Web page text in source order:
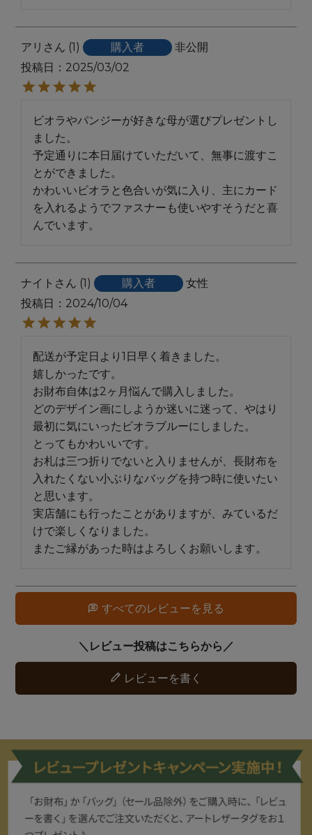
アリ 1 購入者
非公開
投稿日
2025/03/02
ビオラやパンジーが好きな母が選びプレゼントし
ました。
予定通りに本日届けていただいて、無事に渡すこ
とができました。
かわいいビオラと色合いが気に入り、主にカード
を入れるようでファスナーも使いやすそうだと喜
んでいます。
ナイト 1 購入者
女性
投稿日
2024/10/04
配送が予定日より1日早く着きました。
嬉しかったです。
お財布自体は2ヶ月悩んで購入しました。
どのデザイン画にしようか迷いに迷って、やはり
最初に気にいったビオラブルーにしました。
とってもかわいいです。
お札は三つ折りでないと入りませんが、長財布を
入れたくない小ぶりなバッグを持つ時に使いたい
と思います。
実店舗にも行ったことがありますが、みているだ
けで楽しくなりました。
またご縁があった時はよろしくお願いします。
すべてのレビューを見る
レビューを書く